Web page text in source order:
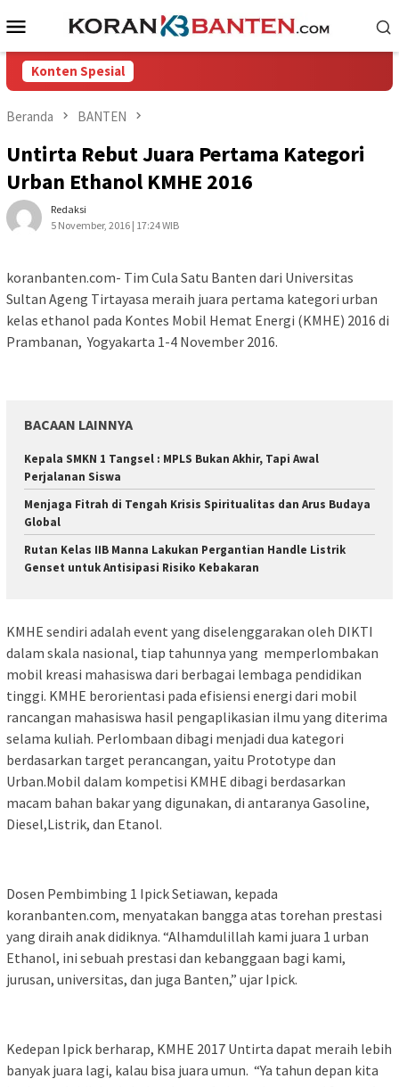
ke
Menu
Mobile
Konten Spesial
Beranda BANTEN
Untirta Rebut Juara Pertama Kategori
Urban Ethanol KMHE 2016
Redaksi
5 November, 2016 | 17:24 WIB
koranbanten.com- Tim Cula Satu Banten dari Universitas
Sultan Ageng Tirtayasa meraih juara pertama kategori urban
kelas ethanol pada Kontes Mobil Hemat Energi (KMHE) 2016 di
Prambanan, Yogyakarta 1-4 November 2016.
BACAAN LAINNYA
Kepala SMKN 1 Tangsel : MPLS Bukan Akhir, Tapi Awal
Perjalanan Siswa
Menjaga Fitrah di Tengah Krisis Spiritualitas dan Arus Budaya
Global
Rutan Kelas IIB Manna Lakukan Pergantian Handle Listrik
Genset untuk Antisipasi Risiko Kebakaran
KMHE sendiri adalah event yang diselenggarakan oleh DIKTI
dalam skala nasional, tiap tahunnya yang memperlombakan
mobil kreasi mahasiswa dari berbagai lembaga pendidikan
tinggi. KMHE berorientasi pada efisiensi energi dari mobil
rancangan mahasiswa hasil pengaplikasian ilmu yang diterima
selama kuliah. Perlombaan dibagi menjadi dua kategori
berdasarkan target perancangan, yaitu Prototype dan
Urban.Mobil dalam kompetisi KMHE dibagi berdasarkan
macam bahan bakar yang digunakan, di antaranya Gasoline,
Diesel,Listrik, dan Etanol.
Dosen Pembimbing 1 Ipick Setiawan, kepada
koranbanten.com, menyatakan bangga atas torehan prestasi
yang diraih anak didiknya. “Alhamdulillah kami juara 1 urban
Ethanol, ini sebuah prestasi dan kebanggaan bagi kami,
jurusan, universitas, dan juga Banten,” ujar Ipick.
Kedepan Ipick berharap, KMHE 2017 Untirta dapat meraih lebih
banyak juara lagi, kalau bisa juara umun. “Ya tahun depan kita